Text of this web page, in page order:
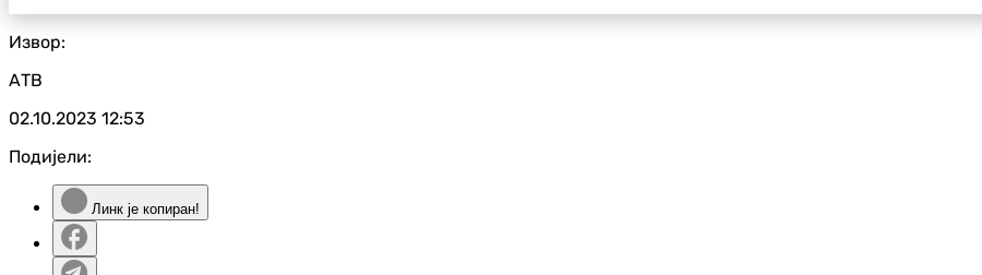
Извор:
АТВ
02.10.2023 12:53
Подијели:
Линк је копиран!